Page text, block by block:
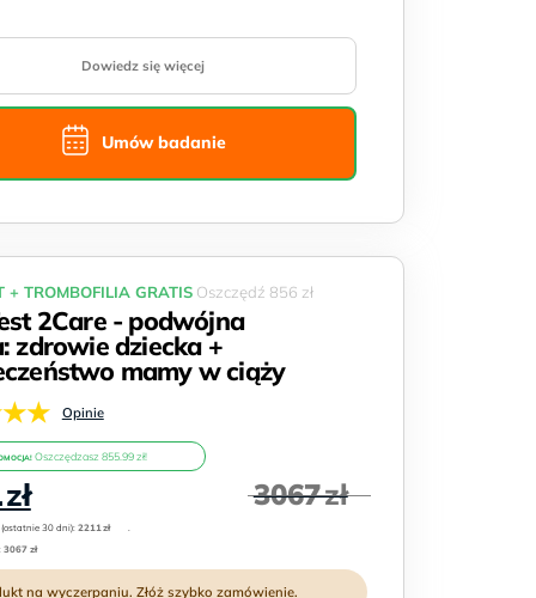
Dowiedz się więcej
Umów badanie
+ TROMBOFILIA GRATISOszczędź 856 zł
2Care - podwójna
zdrowie dziecka +
mamy w ciąży
Opinie
Oszczędzasz 855.99 zł!
3067zł
zł
wynosi:
30 dni):2211zł
3067 zł